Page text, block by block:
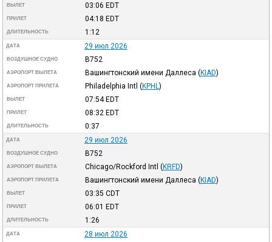
ВЫЛЕТ 03:06 EDT
ПРИЛЕТ 04:18 EDT
ДЛИТЕЛЬНОСТЬ 1:12
ДАТА 29 июл 2026
ВОЗДУШНОЕ СУДНО B752
АЭРОПОРТ ВЫЛЕТА Вашингтонский имени Даллеса (KIAD)
АЭРОПОРТ ПРИЛЕТА Philadelphia Intl (KPHL )
ВЫЛЕТ 07:54EDT
ПРИЛЕТ 08:32 EDT
ДЛИТЕЛЬНОСТЬ 0:37
ДАТА 29 июл 2026
ВОЗДУШНОЕ СУДНО B752
АЭРОПОРТ ВЫЛЕТА Chicago/Rockford Intl (KRFD)
АЭРОПОРТ ПРИЛЕТА Вашингтонский имени Даллеса (KIAD)
ВЫЛЕТ 03:35 CDT
ПРИЛЕТ 06:01 EDT
ДЛИТЕЛЬНОСТЬ 1:26
ДАТА 28 июл 2026